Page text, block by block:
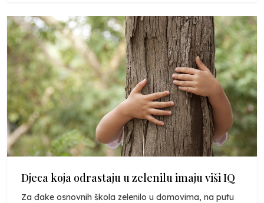
Djeca koja odrastaju u zelenilu imaju viši IQ
Za đake osnovnih škola zelenilo u domovima, na putu